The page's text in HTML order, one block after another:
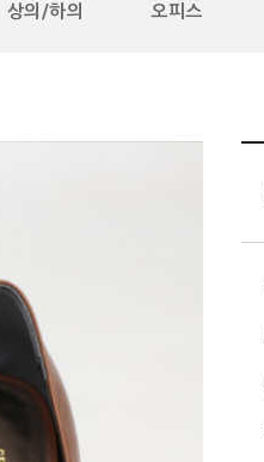
상의/하의 오피스